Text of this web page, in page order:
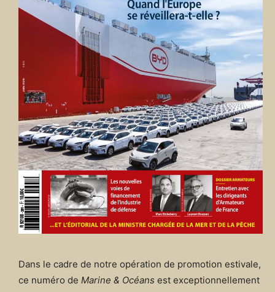
Dans le cadre de notre opération de promotion estivale,
ce numéro de Marine & Océans est exceptionnellement